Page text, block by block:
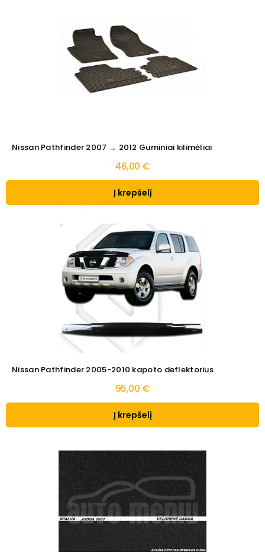
Nissan Pathfinder 2007 → 2012 Guminiai kilimėliai
46,00 €
Į krepšelį
Nissan Pathfinder 2005-2010 kapoto deflektorius
95,00 €
Į krepšelį